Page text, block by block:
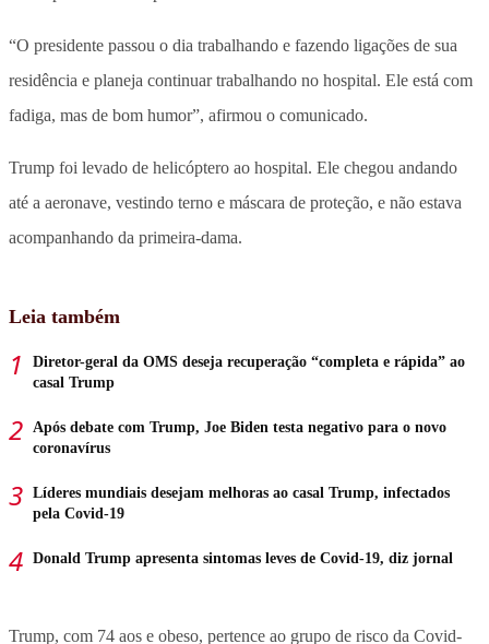
“O presidente passou o dia trabalhando e fazendo ligações de sua
residência e planeja continuar trabalhando no hospital. Ele está com
fadiga, mas de bom humor”, afirmou o comunicado.
Trump foi levado de helicóptero ao hospital. Ele chegou andando
até a aeronave, vestindo terno e máscara de proteção, e não estava
acompanhando da primeira-dama.
Leia também
Diretor-geral da OMS deseja recuperação “completa e rápida” ao
casal Trump
Após debate com Trump, Joe Biden testa negativo para o novo
coronavírus
Líderes mundiais desejam melhoras ao casal Trump, infectados
pela Covid-19
Donald Trump apresenta sintomas leves de Covid-19, diz jornal
Trump, com 74 aos e obeso, pertence ao grupo de risco da Covid-